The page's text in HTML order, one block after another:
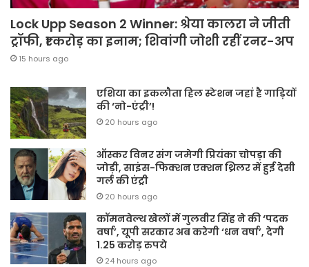
Lock Upp Season 2 Winner: श्रेया कालरा ने जीती
ट्रॉफी, ₹1 करोड़ का इनाम; शिवांगी जोशी रहीं रनर-अप
15 hours ago
एशिया का इकलौता हिल स्टेशन जहां है गाड़ियों
की ‘नो-एंट्री’!
20 hours ago
ऑस्कर विनर संग जमेगी प्रियंका चोपड़ा की
जोड़ी, साइंस-फिक्शन एक्शन थ्रिलर में हुई देसी
गर्ल की एंट्री
20 hours ago
कॉमनवेल्थ खेलों में गुलवीर सिंह ने की ‘पदक
वर्षा’, यूपी सरकार अब करेगी ‘धन वर्षा’, देगी
1.25 करोड़ रुपये
24 hours ago